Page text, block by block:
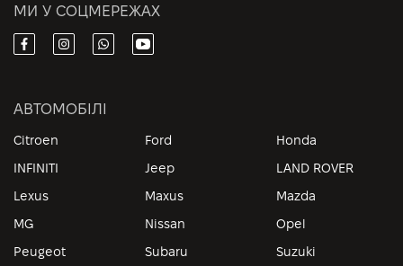
МИ У СОЦМЕРЕЖАХ
АВТОМОБІЛІ
Citroen Ford
Honda
INFINITI
Jeep
LAND ROVER
Lexus
Maxus
Mazda
MG
Nissan
Opel
Peugeot
Subaru
Suzuki